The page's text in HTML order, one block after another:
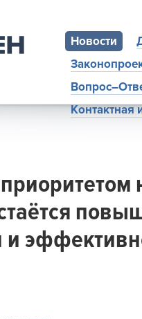
Новости
и